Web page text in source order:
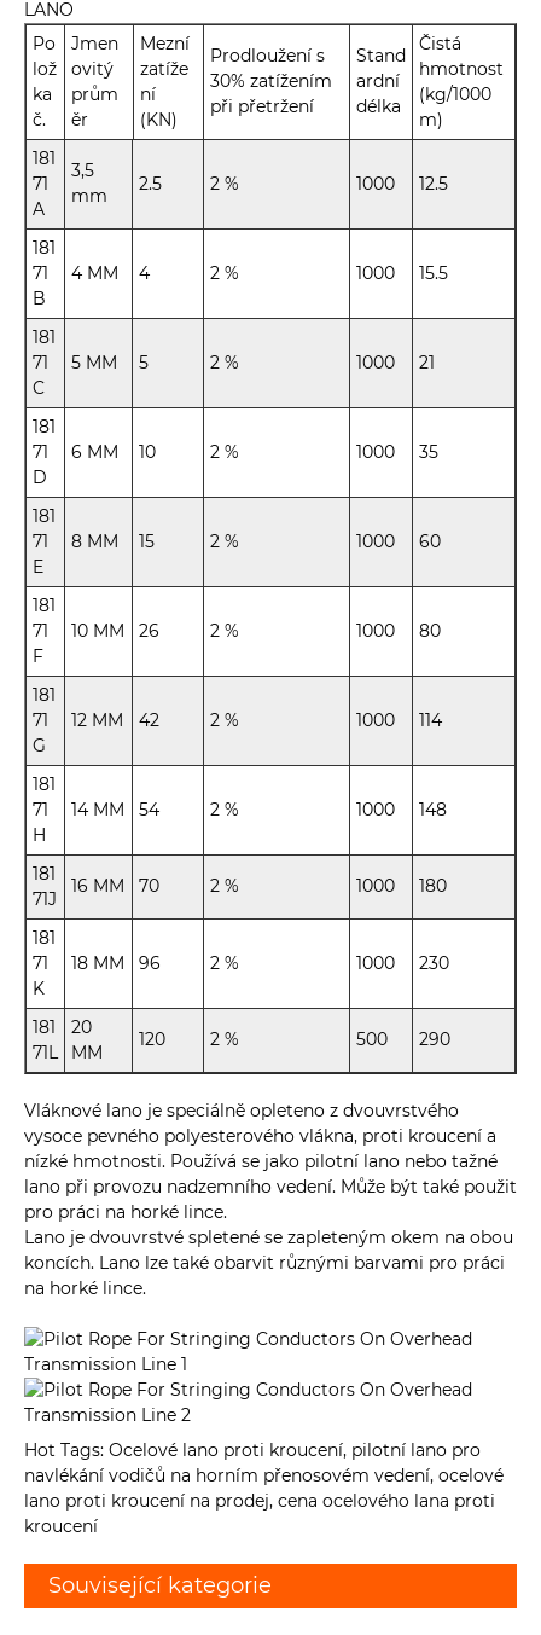
LANO
Po
lož
ka
č.
Jmen
ovitý
prům
ěr
Mezní
zatíže
ní
(KN)
Prodloužení s
30% zatížením
při přetržení
Stand
ardní
délka
Čistá
hmotnost
(kg/1000
m)
181
71
A
3,5
mm
2.5 2 % 1000 12.5
181
71
B
4 MM 4 2 % 1000 15.5
181
71
C
5 MM 5 2 % 1000 21
181
71
D
6 MM 10 2 % 1000 35
181
71
E
8 MM 15 2 % 1000 60
181
71
F
10 MM 26 2 % 1000 80
181
71
G
12 MM 42 2 % 1000 114
181
71
H
14 MM 54 2 % 1000 148
181
71J
16 MM 70 2 % 1000 180
181
71
K
18 MM 96 2 % 1000 230
181
71L
20
MM
120 2 % 500 290
Vláknové lano je speciálně opleteno z dvouvrstvého
vysoce pevného polyesterového vlákna, proti kroucení a
nízké hmotnosti. Používá se jako pilotní lano nebo tažné
lano při provozu nadzemního vedení. Může být také použit
pro práci na horké lince.
Lano je dvouvrstvé spletené se zapleteným okem na obou
koncích. Lano lze také obarvit různými barvami pro práci
na horké lince.
Hot Tags: Ocelové lano proti kroucení, pilotní lano pro
navlékání vodičů na horním přenosovém vedení, ocelové
lano proti kroucení na prodej, cena ocelového lana proti
kroucení
Související kategorie